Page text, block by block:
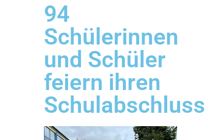
94
Schülerinnen
und Schüler
feiern ihren
Schulabschluss